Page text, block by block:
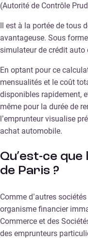
(Autorité de Contrôle
Il est à la portée de tous
avantageuse. Sous
simulateur de crédit auto
En optant pour ce
mensualités et le coût
disponibles rapidement,
même pour la durée de
l’emprunteur visualise
achat automobile.
Qu’est-ce que
de Paris ?
Comme d’autres
organisme financier
Commerce et des
des emprunteurs